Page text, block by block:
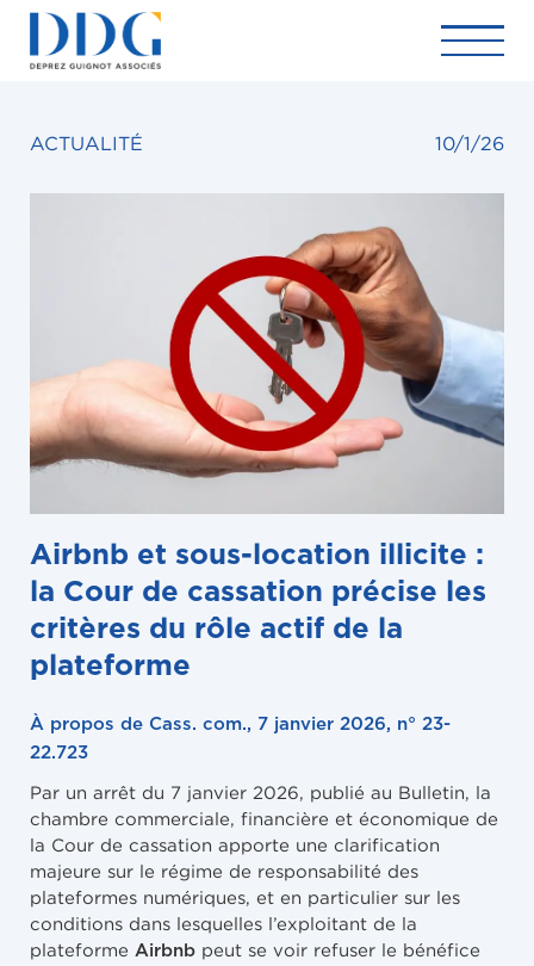
ACTUALITÉ 10/1/26
Airbnb et sous-location illicite :
la Cour de cassation précise les
critères du rôle actif de la
plateforme
À propos de Cass. com., 7 janvier 2026, n° 23-
22.723
Par un arrêt du 7 janvier 2026, publié au Bulletin, la
chambre commerciale, financière et économique de
la Cour de cassation apporte une clarification
majeure sur le régime de responsabilité des
plateformes numériques, et en particulier sur les
conditions dans lesquelles l’exploitant de la
plateforme Airbnb peut se voir refuser le bénéfice